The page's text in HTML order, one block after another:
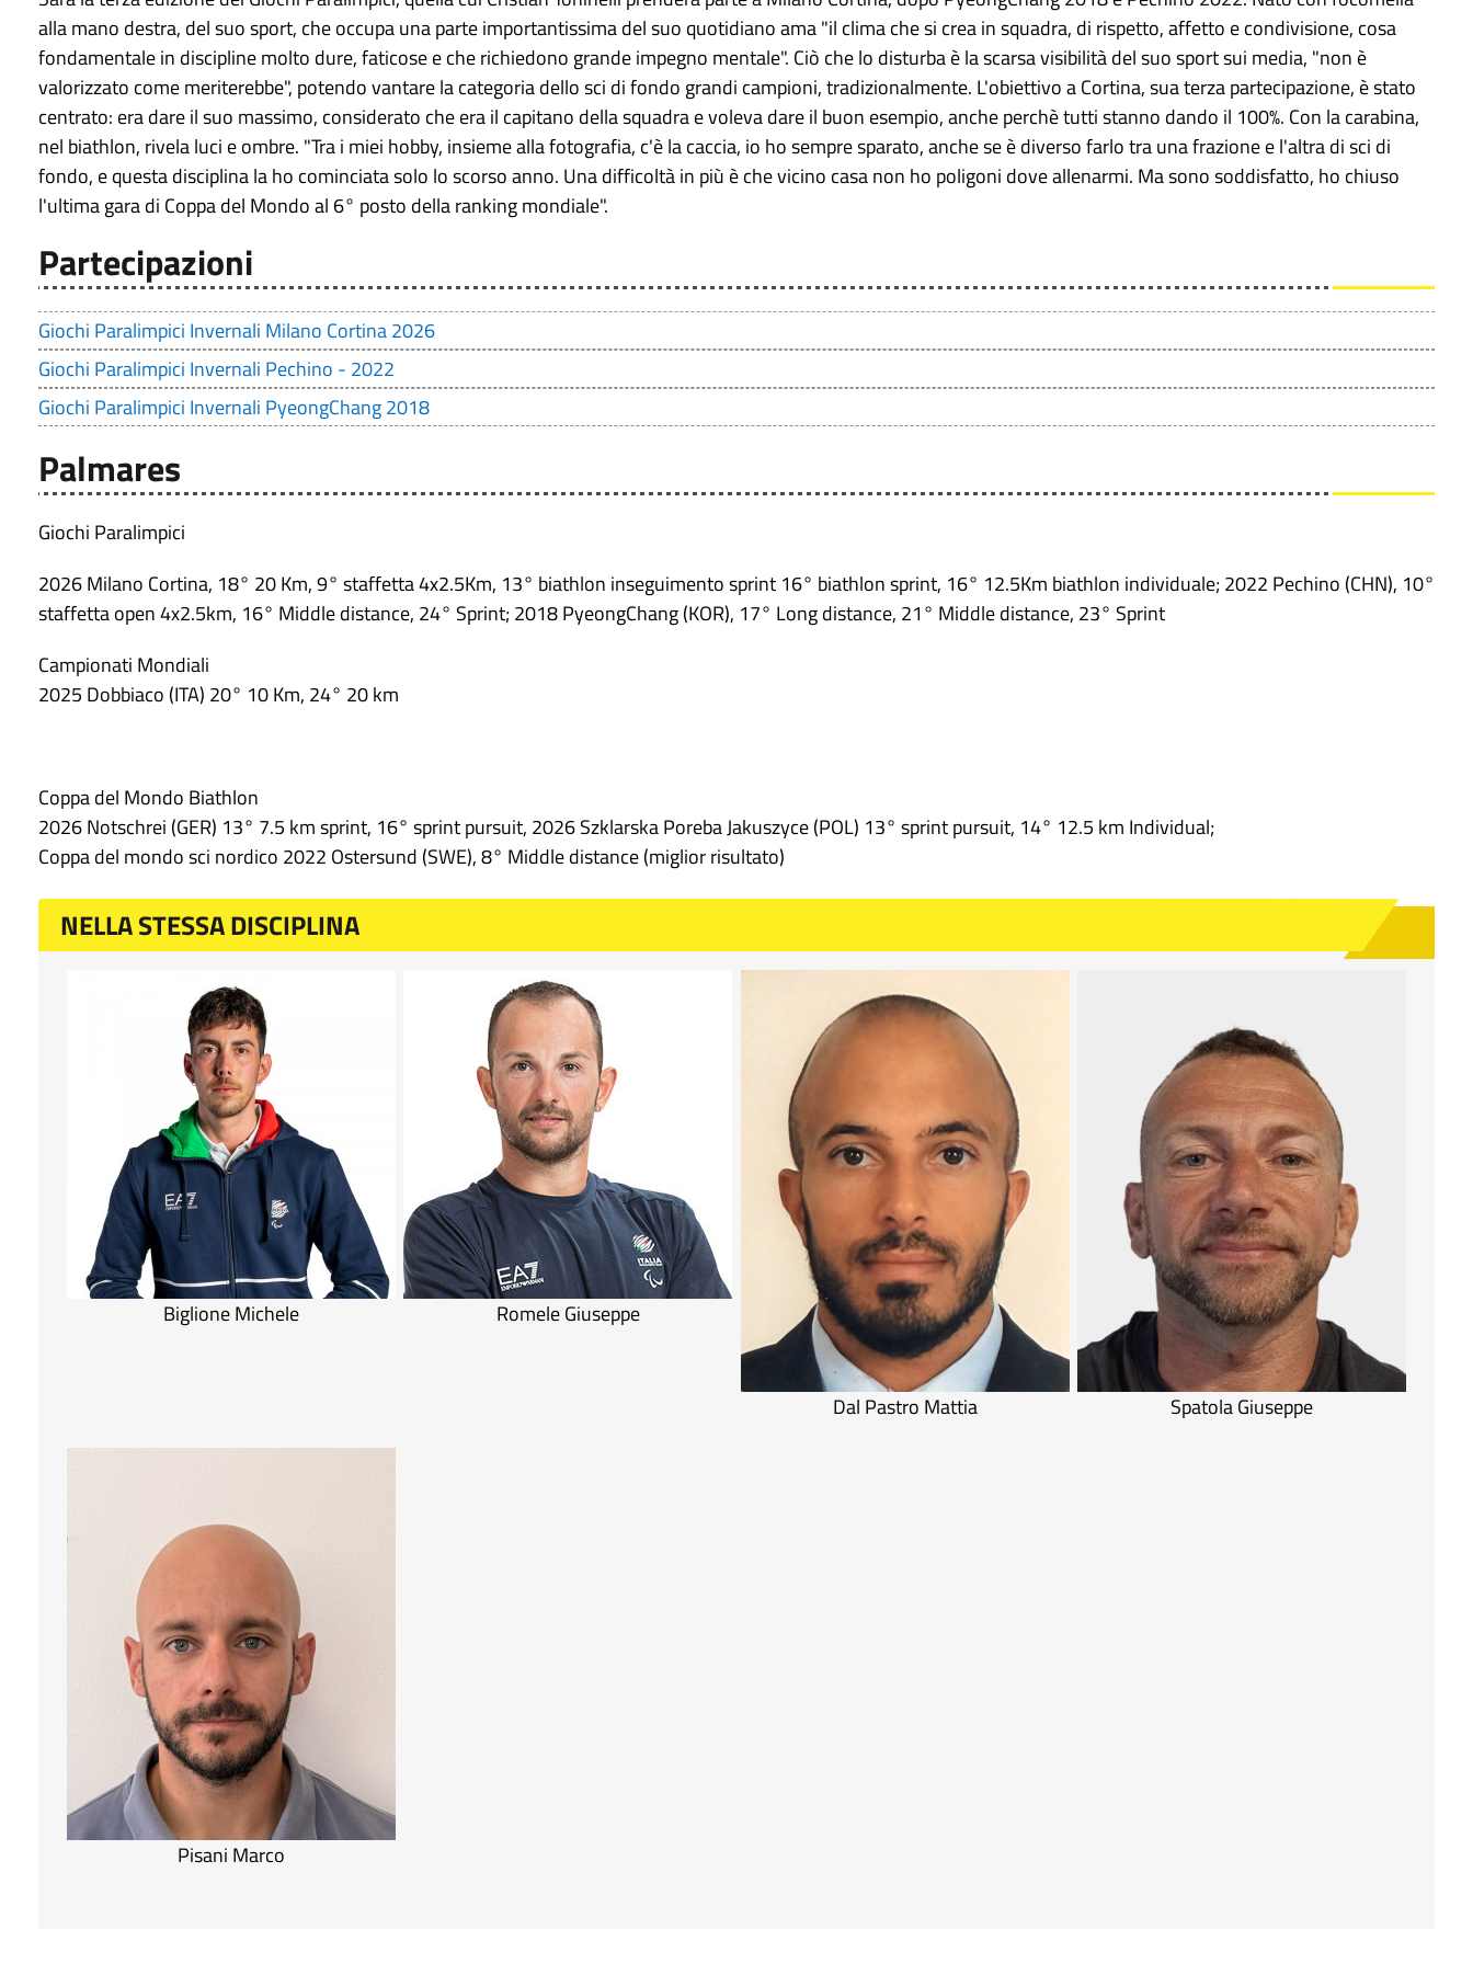
alla mano destra, del suo sport, che occupa una parte importantissima del suo quotidiano ama "il clima che si crea in squadra, di rispetto, affetto e condivisione, cosa
fondamentale in discipline molto dure, faticose e che richiedono grande impegno mentale". Ciò che lo disturba è la scarsa visibilità del suo sport sui media, "non è
valorizzato come meriterebbe", potendo vantare la categoria dello sci di fondo grandi campioni, tradizionalmente. L'obiettivo a Cortina, sua terza partecipazione, è stato
centrato: era dare il suo massimo, considerato che era il capitano della squadra e voleva dare il buon esempio, anche perchè tutti stanno dando il 100%. Con la carabina,
nel biathlon, rivela luci e ombre. "Tra i miei hobby, insieme alla fotografia, c'è la caccia, io ho sempre sparato, anche se è diverso farlo tra una frazione e l'altra di sci di
fondo, e questa disciplina la ho cominciata solo lo scorso anno. Una difficoltà in più è che vicino casa non ho poligoni dove allenarmi. Ma sono soddisfatto, ho chiuso
l'ultima gara di Coppa del Mondo al 6° posto della ranking mondiale".
Partecipazioni
Giochi Paralimpici Invernali Milano Cortina 2026
Giochi Paralimpici Invernali Pechino - 2022
Giochi Paralimpici Invernali PyeongChang 2018
Palmares
Giochi Paralimpici
2026 Milano Cortina, 18° 20 Km, 9° staffetta 4x2.5Km, 13° biathlon inseguimento sprint 16° biathlon sprint, 16° 12.5Km biathlon individuale; 2022 Pechino (CHN), 10°
staffetta open 4x2.5km, 16° Middle distance, 24° Sprint; 2018 PyeongChang (KOR), 17° Long distance, 21° Middle distance, 23° Sprint
Campionati Mondiali
2025 Dobbiaco (ITA) 20° 10 Km, 24° 20 km
Coppa del Mondo Biathlon
2026 Notschrei (GER) 13° 7.5 km sprint, 16° sprint pursuit, 2026 Szklarska Poreba Jakuszyce (POL) 13° sprint pursuit, 14° 12.5 km Individual;
Coppa del mondo sci nordico 2022 Ostersund (SWE), 8° Middle distance (miglior risultato)
NELLA STESSA DISCIPLINA
Biglione Michele Romele Giuseppe
Dal Pastro Mattia Spatola Giuseppe
Pisani Marco